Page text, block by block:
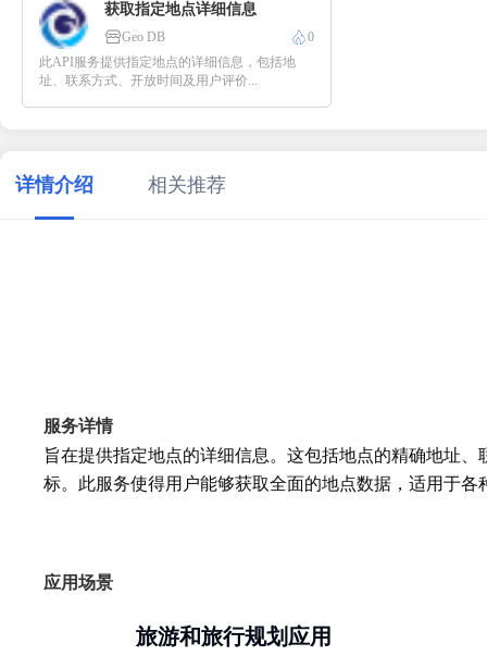
获取指定地点详细信息
Geo DB
0
此API服务提供指定地点的详细信息，包括地
址、联系方式、开放时间及用户评价...
详情介绍 相关推荐
服务详情
旨在提供指定地点的详细信息。这包括地点的精确地址
标。此服务使得用户能够获取全面的地点数据，适用于
应用场景
旅游和旅行规划应用